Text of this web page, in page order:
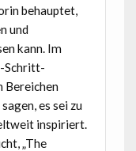
behauptet,
und
kann. Im
Schritt-
Bereichen
es sei zu
inspiriert.
„The